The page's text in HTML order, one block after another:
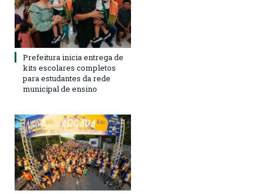
Prefeitura inicia entrega de
kits escolares completos
para estudantes da rede
municipal de ensino